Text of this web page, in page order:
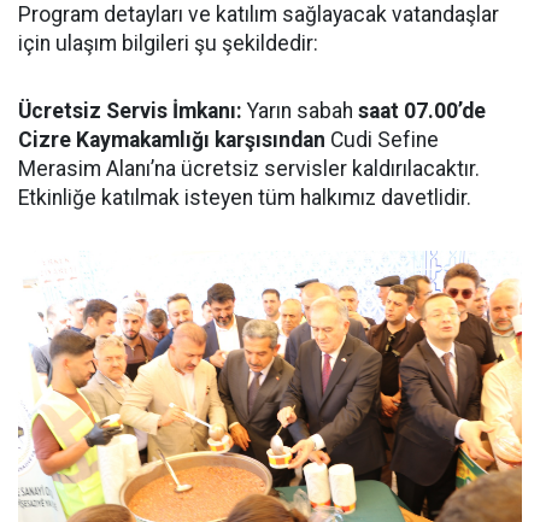
Program detayları ve katılım sağlayacak vatandaşlar
için ulaşım bilgileri şu şekildedir:
Ücretsiz Servis İmkanı: Yarın sabah saat 07.00’de
Cizre Kaymakamlığı karşısından Cudi Sefine
Merasim Alanı’na ücretsiz servisler kaldırılacaktır.
Etkinliğe katılmak isteyen tüm halkımız davetlidir.